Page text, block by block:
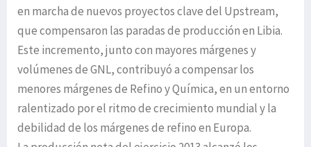
en marcha de nuevos proyectos clave del Upstream,
que compensaron las paradas de producción en Libia.
Este incremento, junto con mayores márgenes y
volúmenes de GNL, contribuyó a compensar los
menores márgenes de Refino y Química, en un entorno
ralentizado por el ritmo de crecimiento mundial y la
debilidad de los márgenes de refino en Europa.